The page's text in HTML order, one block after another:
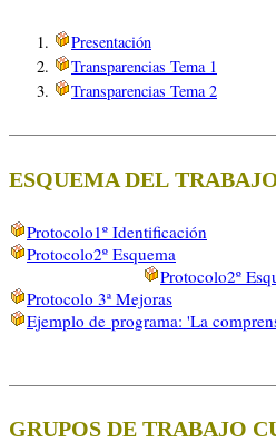
Presentación
Transparencias Tema 1
Transparencias Tema 2
ESQUEMA DEL
Protocolo1º Identificación
Protocolo2º Esquema
Protocolo2º
Protocolo 3ª Mejoras
Ejemplo de programa: 'La
GRUPOS DE TRABAJO